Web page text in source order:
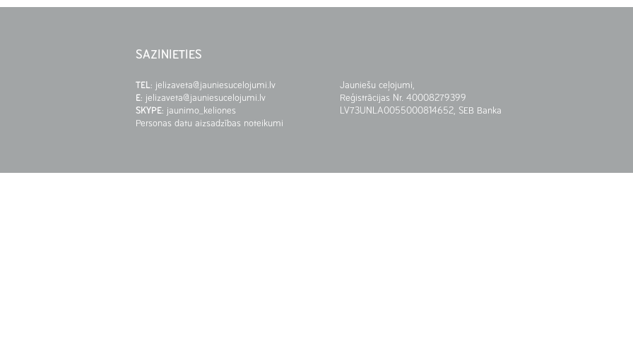
SAZINIETIES
TEL: jelizaveta@jauniesucelojumi.lv
E: jelizaveta@jauniesucelojumi.lv
SKYPE: jaunimo_keliones
Personas datu aizsadzības noteikumi
Jauniešu ceļojumi,
Reģistrācijas Nr. 40008279399
LV73UNLA0055000814652, SEB Banka